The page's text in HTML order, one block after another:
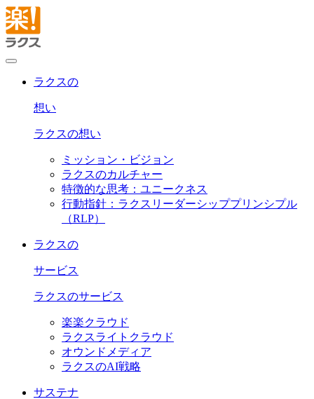
ラクスの
想い
ラクスの想い
ミッション・ビジョン
ラクスのカルチャー
特徴的な思考：ユニークネス
行動指針：ラクスリーダーシッププリンシプル
（RLP）
ラクスの
サービス
ラクスのサービス
楽楽クラウド
ラクスライトクラウド
オウンドメディア
ラクスのAI戦略
サステナ